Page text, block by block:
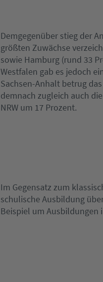
Demgegenüber stieg der
größten Zuwächse
sowie Hamburg (rund 33
Westfalen gab es jedoch
Sachsen-Anhalt betrug
demnach zugleich auch
NRW um 17 Prozent.
Im Gegensatz zum
schulische Ausbildung
Beispiel um Ausbildungen